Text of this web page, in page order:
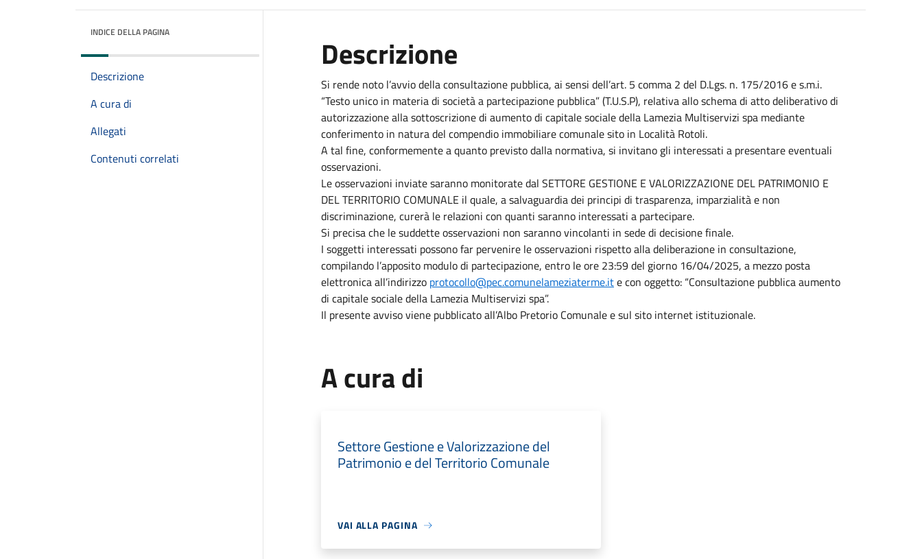
INDICE DELLA PAGINA
Descrizione
A cura di
Allegati
Contenuti correlati
Descrizione
Si rende noto l’avvio della consultazione pubblica, ai sensi dell’art. 5 comma 2 del D.Lgs. n. 175/2016 e s.m.i.
“Testo unico in materia di società a partecipazione pubblica” (T.U.S.P), relativa allo schema di atto deliberativo di
autorizzazione alla sottoscrizione di aumento di capitale sociale della Lamezia Multiservizi spa mediante
conferimento in natura del compendio immobiliare comunale sito in Località Rotoli.
A tal fine, conformemente a quanto previsto dalla normativa, si invitano gli interessati a presentare eventuali
osservazioni.
Le osservazioni inviate saranno monitorate dal SETTORE GESTIONE E VALORIZZAZIONE DEL PATRIMONIO E
DEL TERRITORIO COMUNALE il quale, a salvaguardia dei principi di trasparenza, imparzialità e non
discriminazione, curerà le relazioni con quanti saranno interessati a partecipare.
Si precisa che le suddette osservazioni non saranno vincolanti in sede di decisione finale.
I soggetti interessati possono far pervenire le osservazioni rispetto alla deliberazione in consultazione,
compilando l’apposito modulo di partecipazione, entro le ore 23:59 del giorno 16/04/2025, a mezzo posta
elettronica all’indirizzo protocollo@pec.comunelameziaterme.ite con oggetto: “Consultazione pubblica aumento
di capitale sociale della Lamezia Multiservizi spa”.
Il presente avviso viene pubblicato all’Albo Pretorio Comunale e sul sito internet istituzionale.
A cura di
Settore Gestione e Valorizzazione del
Patrimonio e del Territorio Comunale
VAI ALLA PAGINA